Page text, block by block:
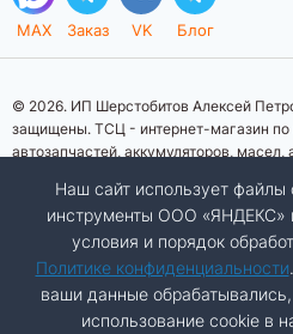
MAX Заказ VK Блог
© 2026. ИП Шерстобитов Алексей
защищены. ТСЦ - интернет-магазин
автозапчастей, аккумуляторов, масел,
информационный характер.
стоимости, характеристик, фото,
условиях не является публичной
Статьи 437 (2) Гражданского кодекса
Изображения товаров на фотографиях,
отличаться от оригиналов.
Наш сайт использует файлы
инструменты ООО
условия и порядок
Политике конфиденциальности
ваши данные
использование cookie в